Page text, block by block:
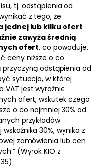
tj. odstąpienia od
z tego, że
jednej lub kilku ofert
zawyża średnią
ofert, co powoduje,
ceny niższe o co
przyczyną odstąpienia od
sytuacja, w której
VAT jest wyraźnie
ofert, wskutek czego
o co najmniej 30% od
przykładów
30%, wynika z
zamówienia lub cen
(Wyrok KIO z